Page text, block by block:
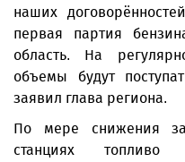
наших
первая партия
область. На
объемы будут
заявил глава региона.
По мере снижения
станциях